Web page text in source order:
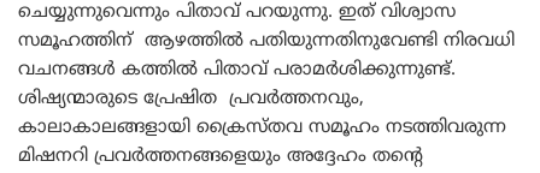
ചെയ്യുന്നുവെന്നും പിതാവ് പറയുന്നു. ഇത് വിശ്വാസ
സമൂഹത്തിന് ആഴത്തിൽ പതിയുന്നതിനുവേണ്ടി നിരവധി
വചനങ്ങൾ കത്തിൽ പിതാവ് പരാമർശിക്കുന്നുണ്ട്.
ശിഷ്യന്മാരുടെ പ്രേഷിത പ്രവർത്തനവും,
കാലാകാലങ്ങളായി ക്രൈസ്തവ സമൂഹം നടത്തിവരുന്ന
മിഷനറി പ്രവർത്തനങ്ങളെയും അദ്ദേഹം തന്റെ